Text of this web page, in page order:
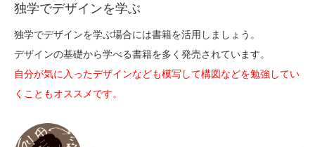
独学でデザインを学ぶ
独学でデザインを学ぶ場合には書籍を活用しましょう。
デザインの基礎から学べる書籍を多く発売されています。
自分が気に入ったデザインなども模写して構図などを勉強してい
くこともオススメです。